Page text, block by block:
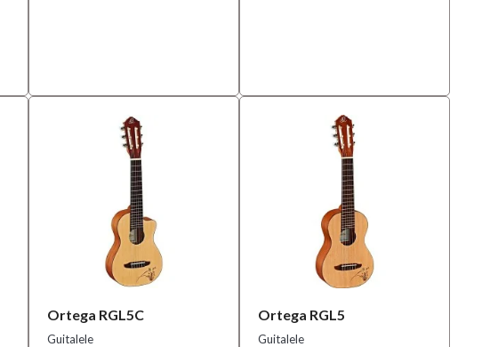
Ortega RGL5C
Guitalele
Ortega RGL5
Guitalele